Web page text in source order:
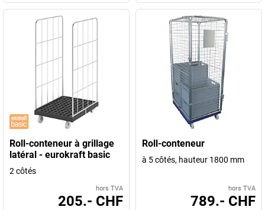
Roll-conteneur à grillage
latéral - eurokraft basic
2 côtés
hors TVA
205.- CHF
Roll-conteneur
à 5 côtés, hauteur 1800 mm
hors TVA
789.- CHF